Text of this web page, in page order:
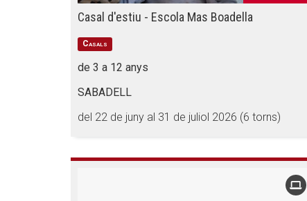
Casal d'estiu - Escola Mas Boadella
Casals
de 3 a 12 anys
SABADELL
del 22 de juny al 31 de juliol 2026 (6 torns)